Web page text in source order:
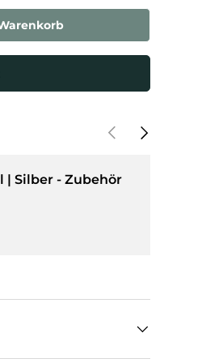
VorherigeNächste
| Silber - Zubehör